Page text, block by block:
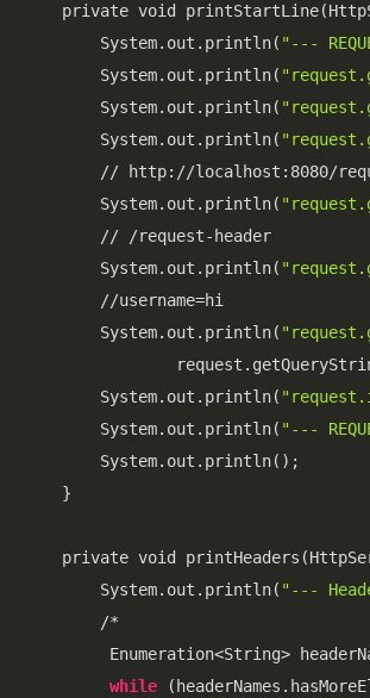
private void
        System.out.println(
"---
        System.out.println(
        System.out.println(
        System.out.println(
// http://localhost:8080/
        System.out.println(
        // /request-header
        System.out.println(
        //username=hi
        System.out.println(
        System.out.println(
        System.out.println(
"---
        System.out.println();
    }
private void
        System.out.println(
"---
        /*
Enumeration<String>
while